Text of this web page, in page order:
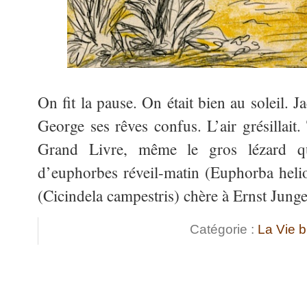
On fit la pause. On était bien au soleil.
George ses rêves confus. L’air
Grand Livre, même le gros lézard
d’euphorbes réveil-matin (Euphorba
(Cicindela campestris) chère à Ernst
Catégorie : La Vie